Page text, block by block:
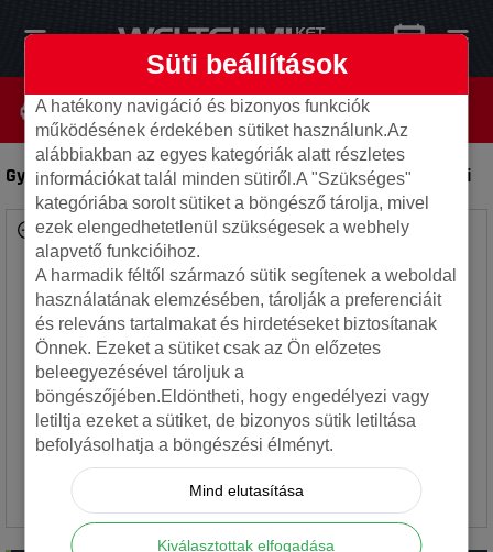
Gyári 5x120 9075H BMW 6.5x15 ET47 használt-Lemezfelni
Süti beállítások
A hatékony navigáció és bizonyos funkciók
működésének érdekében sütiket használunk.Az
alábbiakban az egyes kategóriák alatt részletes
információkat talál minden sütiről.A "Szükséges"
kategóriába sorolt sütiket a böngésző tárolja, mivel
ezek elengedhetetlenül szükségesek a webhely
alapvető funkcióihoz.
A harmadik féltől származó sütik segítenek a weboldal
használatának elemzésében, tárolják a preferenciáit
és releváns tartalmakat és hirdetéseket biztosítanak
Önnek. Ezeket a sütiket csak az Ön előzetes
beleegyezésével tároljuk a
böngészőjében.Eldöntheti, hogy engedélyezi vagy
letiltja ezeket a sütiket, de bizonyos sütik letiltása
befolyásolhatja a böngészési élményt.
Mind elutasítása
Kiválasztottak elfogadása